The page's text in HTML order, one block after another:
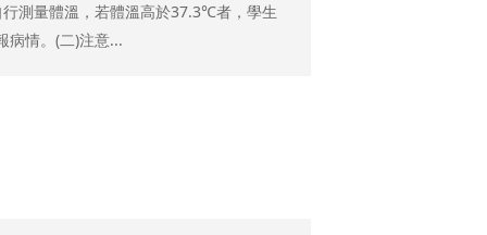
測量體溫，若體溫高於37.3℃者，學生
病情。(二)注意...